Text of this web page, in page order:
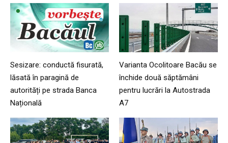
Sesizare: conductă fisurată,
lăsată în paragină de
autorități pe strada Banca
Națională
Varianta Ocolitoare Bacău se
închide două săptămâni
pentru lucrări la Autostrada
A7